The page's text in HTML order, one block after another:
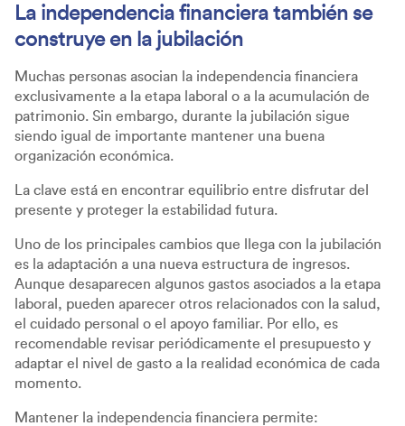
La independencia financiera también se
construye en la jubilación
Muchas personas asocian la independencia financiera
exclusivamente a la etapa laboral o a la acumulación de
patrimonio. Sin embargo, durante la jubilación sigue
siendo igual de importante mantener una buena
organización económica.
La clave está en encontrar equilibrio entre disfrutar del
presente y proteger la estabilidad futura.
Uno de los principales cambios que llega con la jubilación
es la adaptación a una nueva estructura de ingresos.
Aunque desaparecen algunos gastos asociados a la etapa
laboral, pueden aparecer otros relacionados con la salud,
el cuidado personal o el apoyo familiar. Por ello, es
recomendable revisar periódicamente el presupuesto y
adaptar el nivel de gasto a la realidad económica de cada
momento.
Mantener la independencia financiera permite: